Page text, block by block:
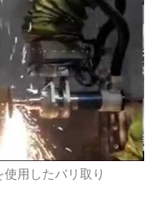
使用したバリ取り